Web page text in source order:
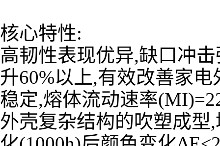
核心特性:
高韧性表现优异,缺口冲
升60%以上,有效改善家
稳定,熔体流动速率
外壳复杂结构的吹塑成型